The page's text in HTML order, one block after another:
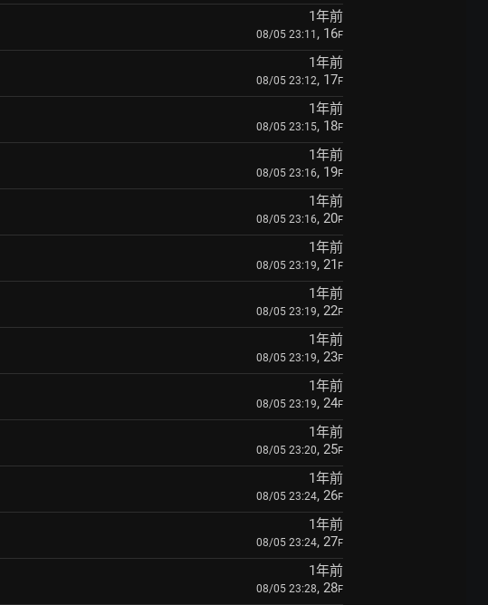
1年前
08/05 23:11 , 16F
1年前
08/05 23:12, 17F
1年前
08/05 23:15, 18F
1年前
08/05 23:16, 19F
1年前
08/05 23:16, 20F
1年前
08/05 23:19, 21 F
1年前
08/05 23:19, 22F
1年前
08/05 23:19, 23F
1年前
08/05 23:19, 24F
1年前
08/05 23:20, 25F
1年前
08/05 23:24, 26F
1年前
08/05 23:24, 27F
1年前
08/05 23:28, 28F